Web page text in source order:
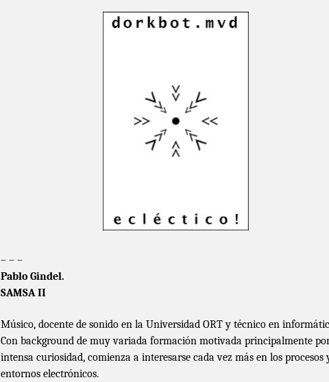
– – –
Pablo Gindel.
SAMSA II
Músico, docente de sonido en la Universidad ORT y técnico en
Con background de muy variada formación motivada principalmente
intensa curiosidad, comienza a interesarse cada vez más en los procesos
entornos electrónicos.